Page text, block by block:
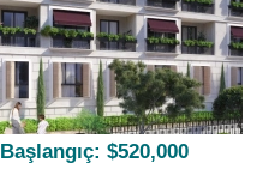
Başlangıç: $520,000